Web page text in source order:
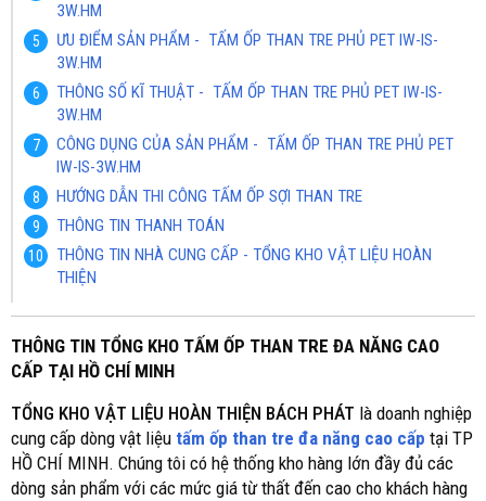
3W.HM
ƯU ĐIỂM SẢN PHẨM - TẤM ỐP THAN TRE PHỦ PET IW-IS-
3W.HM
THÔNG SỐ KĨ THUẬT - TẤM ỐP THAN TRE PHỦ PET IW-IS-
3W.HM
CÔNG DỤNG CỦA SẢN PHẨM - TẤM ỐP THAN TRE PHỦ PET
IW-IS-3W.HM
HƯỚNG DẪN THI CÔNG TẤM ỐP SỢI THAN TRE
THÔNG TIN THANH TOÁN
THÔNG TIN NHÀ CUNG CẤP - TỔNG KHO VẬT LIỆU HOÀN
THIỆN
THÔNG TIN TỔNG KHO TẤM ỐP THAN TRE ĐA NĂNG CAO
CẤP TẠI HỒ CHÍ MINH
TỔNG KHO VẬT LIỆU HOÀN THIỆN BÁCH PHÁT là doanh nghiệp
cung cấp dòng vật liệu tấm ốp than tre đa năng cao cấp tại TP
HỒ CHÍ MINH. Chúng tôi có hệ thống kho hàng lớn đầy đủ các
dòng sản phẩm với các mức giá từ thất đến cao cho khách hàng